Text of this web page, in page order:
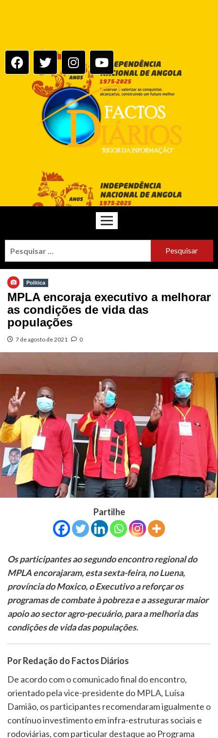
Politica
MPLA encoraja executivo a melhorar
as condições de vida das
populações
7 de agosto de 2021 0
Partilhe
Os participantes ao segundo encontro regional do
MPLA encorajaram, esta sexta-feira, no Luena,
província do Moxico, o Executivo a reforçar os
programas de combate à pobreza e a assegurar maior
apoio ao sector agro-pecuário, para a melhoria das
condições de vida das populações.
Por Redação do Factos Diários
De acordo com o comunicado final do encontro,
orientado pela vice-presidente do MPLA, Luísa
Damião, os participantes recomendaram igualmente o
contínuo investimento em infra-estruturas sociais e
rodoviárias, com particular destaque ao Programa